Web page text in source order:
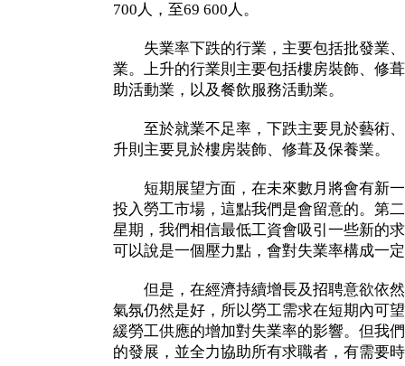
700人，至69 600人。
失業率下跌的行業，主要包括批發業、
業。上升的行業則主要包括樓房裝飾、修
助活動業，以及餐飲服務活動業。
至於就業不足率，下跌主要見於藝術、
升則主要見於樓房裝飾、修葺及保養業。
短期展望方面，在未來數月將會有新一
投入勞工市場，這點我們是會留意的。第
星期，我們相信最低工資會吸引一些新的
可以說是一個壓力點，會對失業率構成一
但是，在經濟持續增長及招聘意欲依然
氣氛仍然是好，所以勞工需求在短期內可
緩勞工供應的增加對失業率的影響。但我
的發展，並全力協助所有求職者，有需要